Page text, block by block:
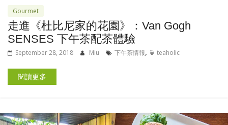
Gourmet
走進《杜比尼家的花園》：Van Gogh
SENSES 下午茶配茶體驗
September 28, 2018 Miu 下午茶情報, 🍵 teaholic
閱讀更多